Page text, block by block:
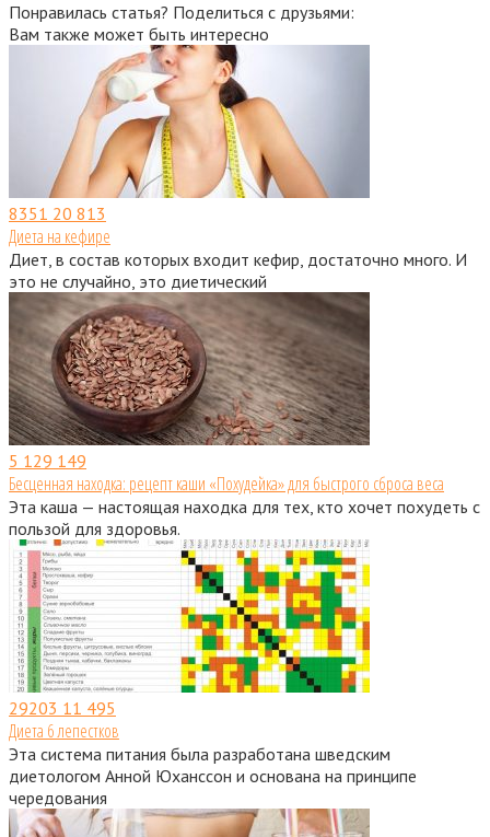
Понравилась статья? Поделиться с друзьями:
Вам также может быть интересно
8351 20 813
Диета на кефире
Диет, в состав которых входит кефир, достаточно много. И
это не случайно, это диетический
5 129 149
Бесценная находка: рецепт каши «Похудейка» для быстрого сброса веса
Эта каша — настоящая находка для тех, кто хочет похудеть с
пользой для здоровья.
29203 11 495
Диета 6 лепестков
Эта система питания была разработана шведским
диетологом Анной Юханссон и основана на принципе
чередования